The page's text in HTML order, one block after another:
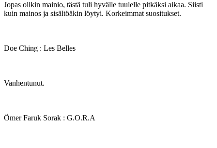
Jopas olikin mainio, tästä tuli hyvälle tuulelle pitkäksi aikaa. Siisti
kuin mainos ja sisältöäkin löytyi. Korkeimmat suositukset.
Doe Ching : Les Belles
Vanhentunut.
Ömer Faruk Sorak : G.O.R.A